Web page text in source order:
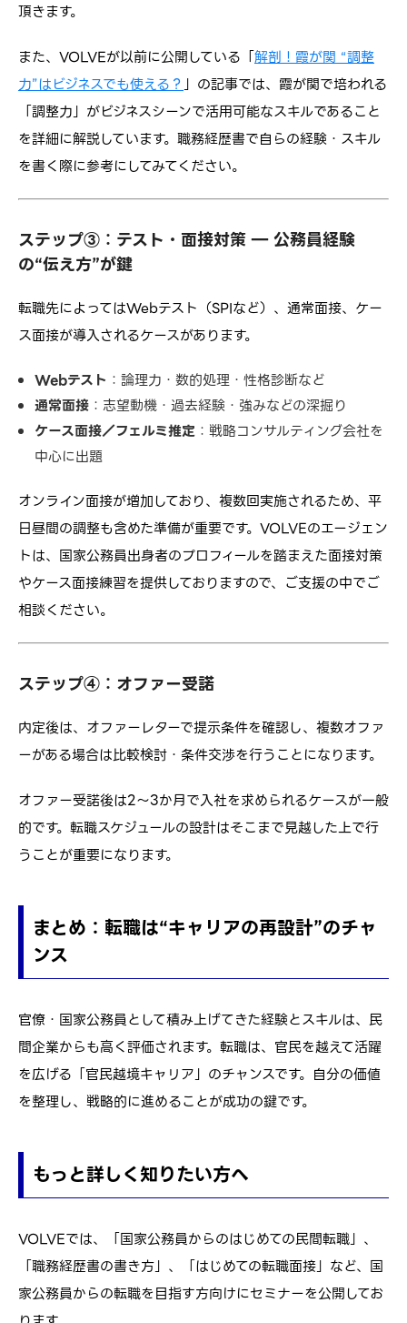
頂きます。
また、VOLVEが以前に公開している「解剖！霞が関 “調整
力”はビジネスでも使える？」の記事では、霞が関で培われる
「調整力」がビジネスシーンで活用可能なスキルであること
を詳細に解説しています。職務経歴書で自らの経験・スキル
を書く際に参考にしてみてください。
ステップ③：テスト・面接対策 ― 公務員経験
の“伝え方”が鍵
転職先によってはWebテスト（SPIなど）、通常面接、ケー
ス面接が導入されるケースがあります。
Webテスト ：論理力・数的処理・性格診断など
通常面接 ：志望動機・過去経験・強みなどの深掘り
ケース面接／フェルミ推定 ：戦略コンサルティング会社を
中心に出題
オンライン面接が増加しており、複数回実施されるため、平
日昼間の調整も含めた準備が重要です。VOLVEのエージェン
トは、国家公務員出身者のプロフィールを踏まえた面接対策
やケース面接練習を提供しておりますので、ご支援の中でご
相談ください。
ステップ④：オファー受諾
内定後は、オファーレターで提示条件を確認し、複数オファ
ーがある場合は比較検討・条件交渉を行うことになります。
オファー受諾後は2～3か月で入社を求められるケースが一般
的です。転職スケジュールの設計はそこまで見越した上で行
うことが重要になります。
まとめ：転職は“キャリアの再設計”のチャ
ンス
官僚・国家公務員として積み上げてきた経験とスキルは、民
間企業からも高く評価されます。転職は、官民を越えて活躍
を広げる「官民越境キャリア」のチャンスです。自分の価値
を整理し、戦略的に進めることが成功の鍵です。
もっと詳しく知りたい方へ
VOLVEでは、「国家公務員からのはじめての民間転職」、
「職務経歴書の書き方」、「はじめての転職面接」など、国
家公務員からの転職を目指す方向けにセミナーを公開してお